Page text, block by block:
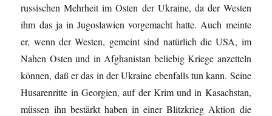
russischen Mehrheit im Osten der Ukraine, da der Westen
ihm das ja in Jugoslawien vorgemacht hatte. Auch meinte
er, wenn der Westen, gemeint sind natürlich die USA, im
Nahen Osten und in Afghanistan beliebig Kriege anzetteln
können, daß er das in der Ukraine ebenfalls tun kann. Seine
Husarenritte in Georgien, auf der Krim und in Kasachstan,
müssen ihn bestärkt haben in einer Blitzkrieg Aktion die